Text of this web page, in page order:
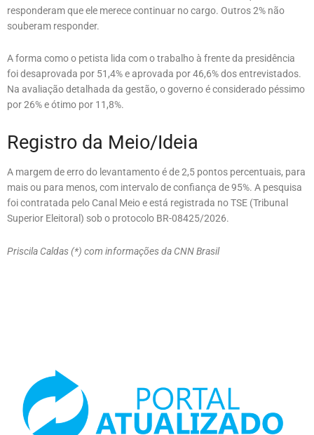
responderam que ele merece continuar no cargo. Outros 2% não
souberam responder.
A forma como o petista lida com o trabalho à frente da presidência
foi desaprovada por 51,4% e aprovada por 46,6% dos entrevistados.
Na avaliação detalhada da gestão, o governo é considerado péssimo
por 26% e ótimo por 11,8%.
Registro da Meio/Ideia
A margem de erro do levantamento é de 2,5 pontos percentuais, para
mais ou para menos, com intervalo de confiança de 95%. A pesquisa
foi contratada pelo Canal Meio e está registrada no TSE (Tribunal
Superior Eleitoral) sob o protocolo BR-08425/2026.
Priscila Caldas (*) com informações da CNN Brasil